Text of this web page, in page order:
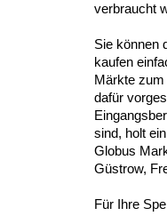
verbraucht
Sie können
kaufen
Märkte zum
dafür
sind, holt
Globus
Güstrow,
Für Ihre